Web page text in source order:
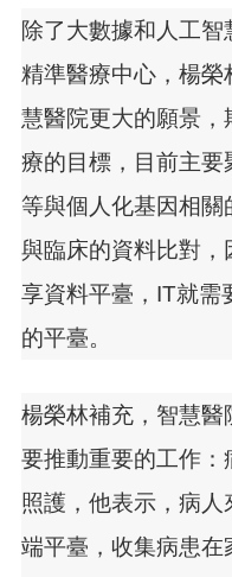
除了大數據和人工智
精準醫療中心，楊
慧醫院更大的願景
療的目標，目前主
等與個人化基因相
與臨床的資料比對
享資料平臺，IT就需
的平臺。
楊榮林補充，智慧
要推動重要的工作
照護，他表示，病
端平臺，收集病患在